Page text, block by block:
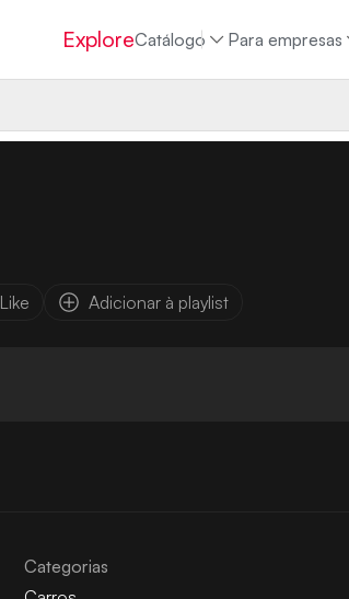
ExploreCatálogo Para empresas
Like Adicionar à playlist
Categorias